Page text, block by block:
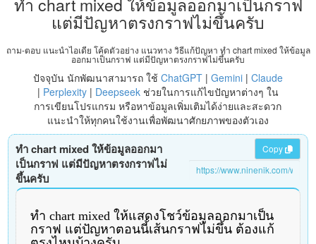
แต่มีปัญหาตรงกราฟไม่ขึ้นครับ
ถาม-ตอบ แนะนำไอเดีย โค้ดตัวอย่าง แนวทาง วิธีแก้ปัญหา ทำ chart mixed ให้ข้อมูล
ออกมาเป็นกราฟ แต่มีปัญหาตรงกราฟไม่ขึ้นครับ
ปัจจุบัน นักพัฒนาสามารถ ใช้ ChatGPT| Gemini| Claude
| Perplexity| Deepseekช่วยในการแก้ไขปัญหาต่างๆ ใน
การเขียนโปรแกรม หรือหาข้อมูลเพิ่มเติมได้ง่ายและสะดวก
แนะนำให้ทุกคนใช้งานเพื่อพัฒนาศักยภาพของตัวเอง
ทำ chart mixed ให้ข้อมูลออกมา
เป็นกราฟ แต่มีปัญหาตรงกราฟไม่
ขึ้นครับ
Copy
ทำ chart mixed ให้แสดงโชว์ข้อมูลออกมาเป็น
กราฟ แต่ปัญหาตอนนี้เส้นกราฟไม่ขึ้น ต้องแก้